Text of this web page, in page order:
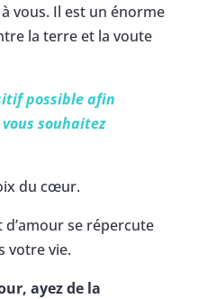
vous. Il est un énorme
la terre et la voute
possible afin
souhaitez
du cœur.
se répercute
votre vie.
ayez de la